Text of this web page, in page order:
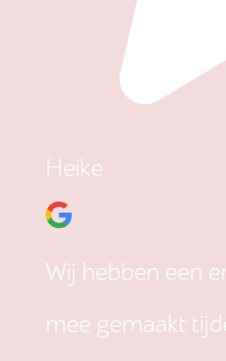
Heike
Wij hebben een
mee gemaakt